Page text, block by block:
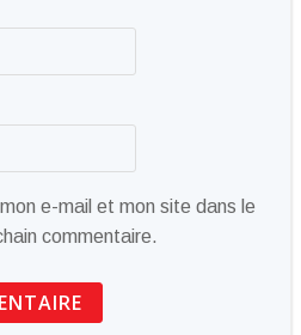
e-mail et mon site dans le
commentaire.